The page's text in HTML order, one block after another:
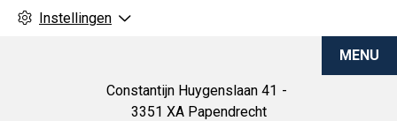
Instellingen
Constantijn Huygenslaan 41
3351 XA Papendrecht
MENU